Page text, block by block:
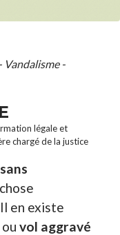
Vandalisme -
légale et
chargé de la justice
sans
en existe
ou vol aggravé